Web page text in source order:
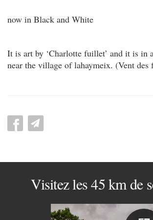
now in Black and White
It is art by ‘Charlotte fuillet’ and it is in
near the village of lahaymeix. (Vent des
Visitez les 45 km de